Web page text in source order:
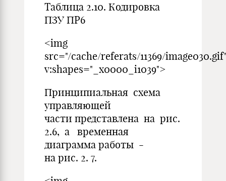
Таблица 2.10. Кодировка
ПЗУ ПР6
<img
src="/cache/referats/11369/
v:shapes="_x0000_i1039">
Принципиальная схема
управляющей
части представлена на рис.
2.6, а временная
диаграмма работы -
на рис. 2. 7.